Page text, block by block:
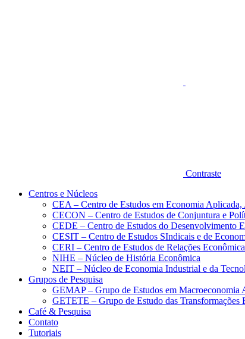
Contraste
Centros e Núcleos
CEA – Centro de Estudos em Economia
CECON – Centro de Estudos de Conjuntura e
CEDE – Centro de Estudos do Desenvolvimento
CESIT – Centro de Estudos SIndicais e de
CERI – Centro de Estudos de Relações
NIHE – Núcleo de História Econômica
NEIT – Núcleo de Economia Industrial e da
Grupos de Pesquisa
GEMAP – Grupo de Estudos em Macroeconomia
GETETE – Grupo de Estudo das Transformações
Café & Pesquisa
Contato
Tutoriais